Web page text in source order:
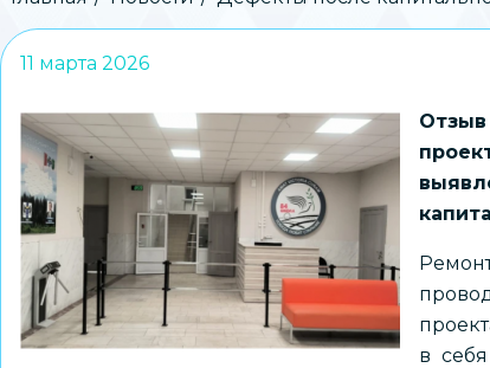
навигации
11 марта 2026
в